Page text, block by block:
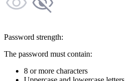
Password strength:
The password must contain:
8 or more characters